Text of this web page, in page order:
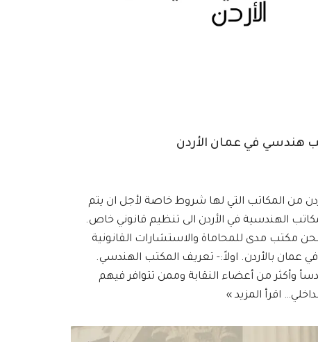
هندسي في عمان الأردن
من المكاتب التي لها شروط خاصة لأجل ان يتم
الهندسية في الأردن الى تنظيم قانوني خاص.
مكتب مدى للمحاماة والاستشارات القانونية
بالأردن. اولاً:- تعريف المكتب الهندسي.
وأكثر من أعضاء النقابة وممن تتوافر فيهم
اقرأ المزيد »